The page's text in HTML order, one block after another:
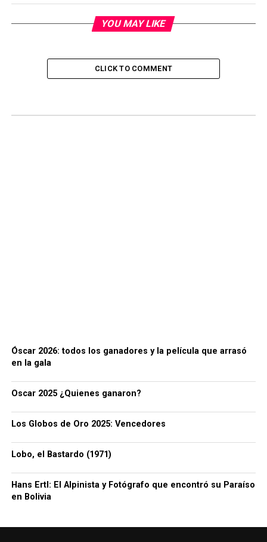
YOU MAY LIKE
CLICK TO COMMENT
Óscar 2026: todos los ganadores y la película que arrasó
en la gala
Oscar 2025 ¿Quienes ganaron?
Los Globos de Oro 2025: Vencedores
Lobo, el Bastardo (1971)
Hans Ertl: El Alpinista y Fotógrafo que encontró su Paraíso
en Bolivia